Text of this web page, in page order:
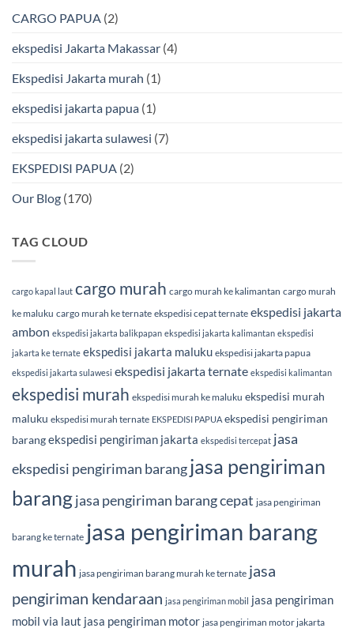
&
Laut
BMP
CARGO PAPUA (2)
ekspedisi Jakarta Makassar (4)
Ekspedisi Jakarta murah (1)
ekspedisi jakarta papua (1)
ekspedisi jakarta sulawesi (7)
EKSPEDISI PAPUA (2)
Our Blog (170)
TAG CLOUD
cargo kapal laut cargo murah cargo murah ke kalimantan cargo murah
ke maluku cargo murah ke ternate ekspedisi cepat ternate ekspedisi jakarta
ambon ekspedisi jakarta balikpapan ekspedisi jakarta kalimantan ekspedisi
jakarta ke ternate ekspedisi jakarta maluku ekspedisi jakarta papua
ekspedisi jakarta sulawesi ekspedisi jakarta ternate ekspedisi kalimantan
ekspedisi murah ekspedisi murah ke maluku ekspedisi murah
maluku ekspedisi murah ternate EKSPEDISI PAPUA ekspedisi pengiriman
barangekspedisi pengiriman jakarta ekspedisi tercepat jasa
ekspedisi pengiriman barangjasa pengiriman
barangjasa pengiriman barang cepat jasa pengiriman
barang ke ternate jasa pengiriman barang
murah jasa pengiriman barang murah ke ternate jasa
pengiriman kendaraan jasa pengiriman mobil jasa pengiriman
mobil via laut jasa pengiriman motor jasa pengiriman motor jakarta